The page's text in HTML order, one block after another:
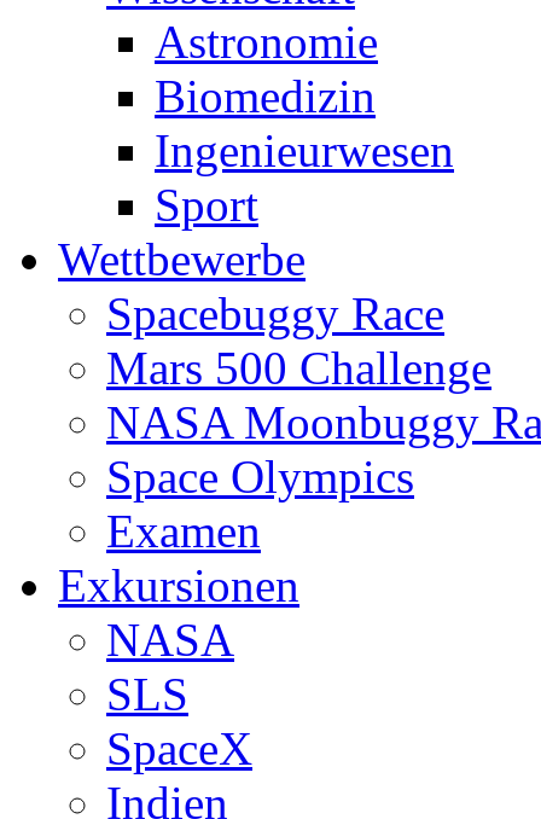
Astronomie
Biomedizin
Ingenieurwesen
Sport
Wettbewerbe
Spacebuggy Race
Mars 500 Challenge
NASA Moonbuggy
Space Olympics
Examen
Exkursionen
NASA
SLS
SpaceX
Indien